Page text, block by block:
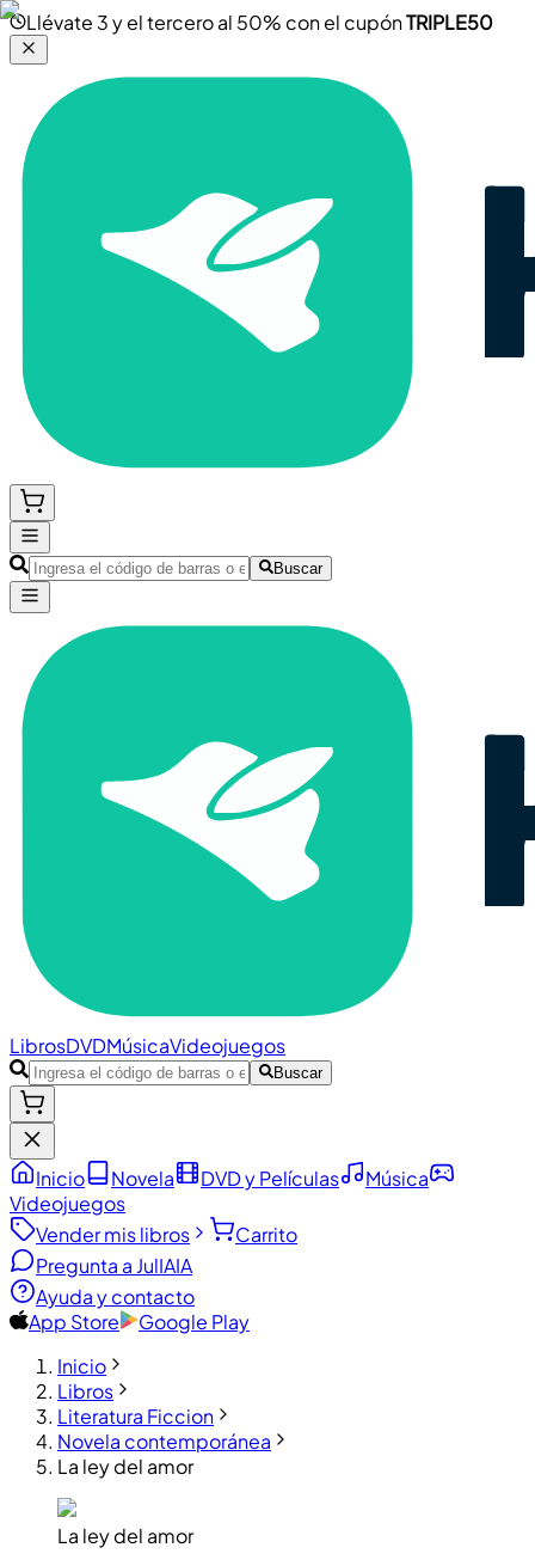
Llévate 3 y el tercero al 50% con el cupónTRIPLE50
Buscar
LibrosDVDMúsicaVideojuegos
Buscar
Inicio Novela DVD y Películas
Música
Videojuegos
Vender mis libros
Carrito
Pregunta a JulIAIA
Ayuda y contacto
App Store
Google Play
Inicio
Libros
Literatura Ficcion
Novela contemporánea
La ley del amor
La ley del amor